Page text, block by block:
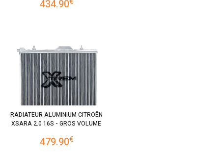
434.90
RADIATEUR ALUMINIUM CITROËN
XSARA 2.0 16S - GROS VOLUME
479.90€